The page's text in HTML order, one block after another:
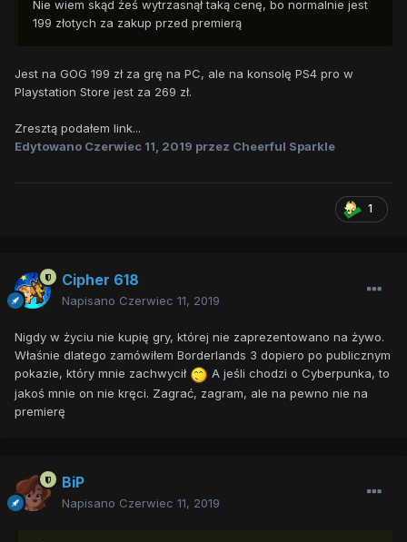
Nie wiem skąd żeś wytrzasnął taką cenę, bo normalnie jest
199 złotych za zakup przed premierą
Jest na GOG 199 zł za grę na PC, ale na konsolę PS4 pro w
Playstation Store jest za 269 zł.
Zresztą podałem link...
Edytowano Czerwiec 11, 2019 przez Cheerful Sparkle
1
Cipher 618
Napisano Czerwiec 11, 2019
Nigdy w życiu nie kupię gry, której nie zaprezentowano na żywo.
Właśnie dlatego zamówiłem Borderlands 3 dopiero po publicznym
pokazie, który mnie zachwycił
A jeśli chodzi o Cyberpunka, to
jakoś mnie on nie kręci. Zagrać, zagram, ale na pewno nie na
premierę
BiP
Napisano Czerwiec 11, 2019